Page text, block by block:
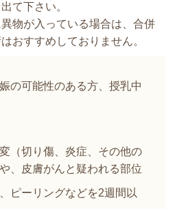
て下さい。
物が入っている場合は、合併
おすすめしておりません。
の可能性のある方、授乳中
（切り傷、炎症、その他の
、皮膚がんと疑われる部位
ピーリングなどを2週間以